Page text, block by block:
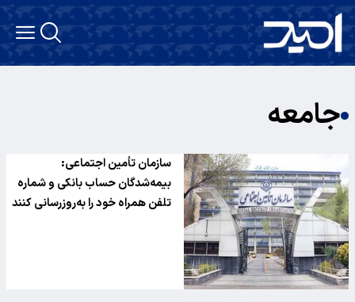
جامعه
سازمان تأمین اجتماعی:
بیمه‌شدگان حساب بانکی و شماره
تلفن همراه خود را به‌روزرسانی کنند